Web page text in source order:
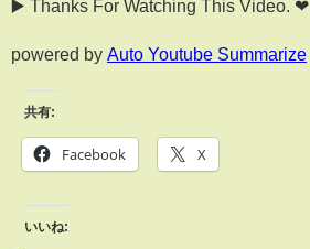
▶️ Thanks For Watching This Video. ❤
powered by Auto Youtube Summarize
共有:
Facebook X
いいね: